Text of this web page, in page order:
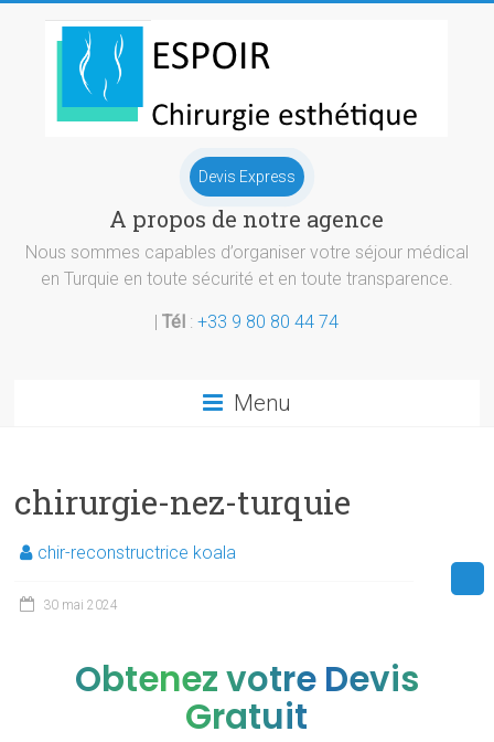
esthetique
Turquie
Devis Express
A propos de notre agence
Nous sommes capables d’organiser votre séjour médical
en Turquie en toute sécurité et en toute transparence.
|Tél :+33 9 80 80 44 74
Menu
chirurgie-nez-turquie
chir-reconstructrice koala
30 mai 2024
Obtenez votre Devis
Gratuit